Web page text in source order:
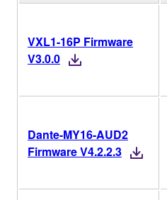
VXL1-16P Firmware
V3.0.0
Dante-MY16-AUD2
Firmware V4.2.2.3